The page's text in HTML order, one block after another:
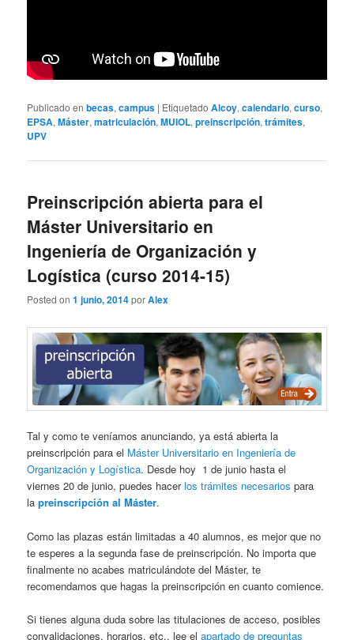
Publicado en becas,campus | Etiquetado Alcoy,calendario,curso,
EPSA,Máster,matriculación,MUIOL,preinscripción,trámites,
UPV
Preinscripción abierta para el
Máster Universitario en
Ingeniería de Organización y
Logística (curso 2014-15)
Posted on1 junio, 2014porAlex
Tal y como te veníamos anunciando, ya está abierta la
preinscripción para el Máster Universitario en Ingeniería de
Organización y Logística. Desde hoy 1 de junio hasta el
viernes 20 de junio, puedes hacerlos trámites necesarios para
lapreinscripción al Máster.
Como las plazas están limitadas a 40 alumnos, es mejor que no
te esperes a la segunda fase de preinscripción. No importa que
finalmente no acabes matriculándote del Máster, te
recomendamos que hagas la preinscripción en cuanto comience.
Si tienes alguna duda sobre las titulaciones de acceso, posibles
convalidaciones, horarios, etc., lee elapartado de preguntas